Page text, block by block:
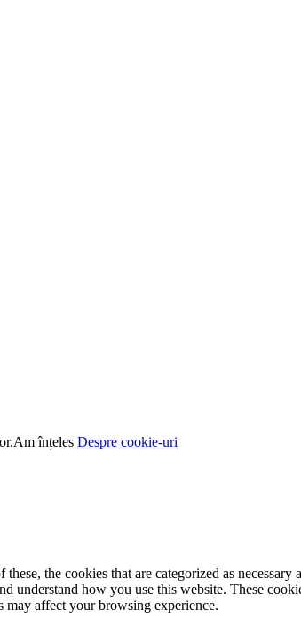
Am înțeles Despre cookie-uri
the cookies that are categorized as necessary
understand how you use this website. These
may affect your browsing experience.